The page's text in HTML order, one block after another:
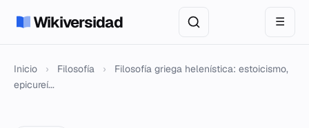
Wikiversidad ☰
Inicio › Filosofía ›
Filosofía griega helenística: estoicismo,
epicureí...